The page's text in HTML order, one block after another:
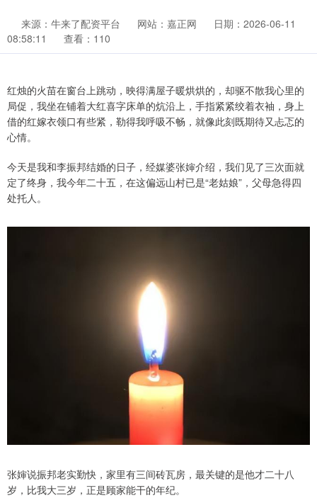
来源：牛来了配资平台 网站：嘉正网
日期：2026-06-11
08:58:11
查看：110
红烛的火苗在窗台上跳动，映得满屋子暖烘烘的，却驱不散我心里的
局促，我坐在铺着大红喜字床单的炕沿上，手指紧紧绞着衣袖，身上
借的红嫁衣领口有些紧，勒得我呼吸不畅，就像此刻既期待又忐忑的
心情。
今天是我和李振邦结婚的日子，经媒婆张婶介绍，我们见了三次面就
定了终身，我今年二十五，在这偏远山村已是“老姑娘”，父母急得四
处托人。
张婶说振邦老实勤快，家里有三间砖瓦房，最关键的是他才二十八
岁，比我大三岁，正是顾家能干的年纪。